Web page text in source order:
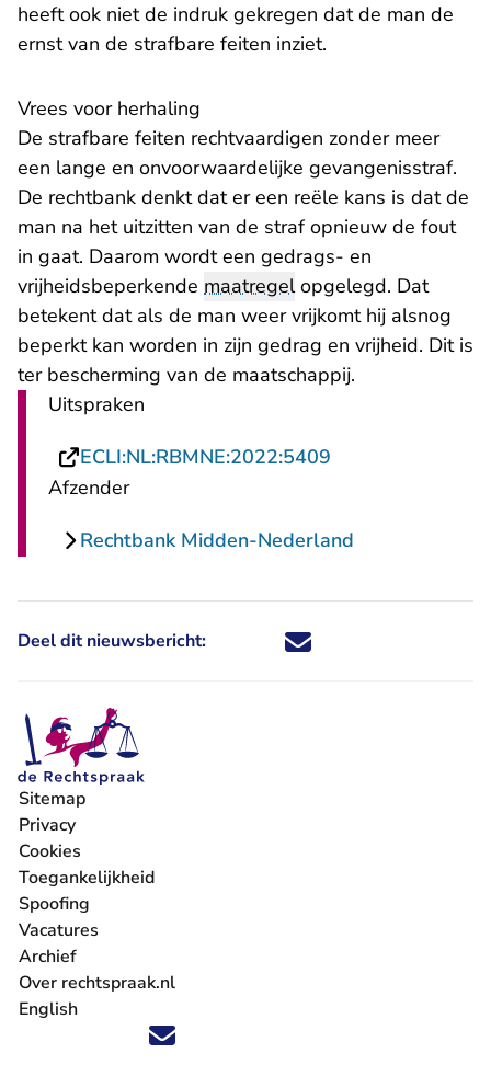
heeft ook niet de indruk gekregen dat de man de
ernst van de strafbare feiten inziet.
Vrees voor herhaling
De strafbare feiten rechtvaardigen zonder meer
een lange en onvoorwaardelijke gevangenisstraf.
De rechtbank denkt dat er een reële kans is dat de
man na het uitzitten van de straf opnieuw de fout
in gaat. Daarom wordt een gedrags- en
vrijheidsbeperkende maatregelopgelegd. Dat
betekent dat als de man weer vrijkomt hij alsnog
beperkt kan worden in zijn gedrag en vrijheid. Dit is
ter bescherming van de maatschappij.
Uitspraken
ECLI:NL:RBMNE:2022:5409
Afzender
Rechtbank Midden-Nederland
Deel dit nieuwsbericht: Deel dit nieuwsbericht via X -
Deel dit nieuwsbericht via
Deel dit nieuwsbericht
Deel dit
Volg ons op X (Twitter) - U verlaat Rechtspraak.nl
Volg ons op Facebook - U verlaat Rechtspraak.nl
Volg ons op Instagram - U verlaat Rechtspraak.nl
Volg ons op Youtube - U verlaat Rechtspraak.nl
Volg ons op LinkedIn - U verlaat
'Blijf op de hoogte' nieuwsbrief - U verlaat
Sitemap
Privacy
Cookies
Toegankelijkheid
Spoofing
Vacatures
- U verlaat Rechtspraak.nl
Archief
Over rechtspraak.nl
English